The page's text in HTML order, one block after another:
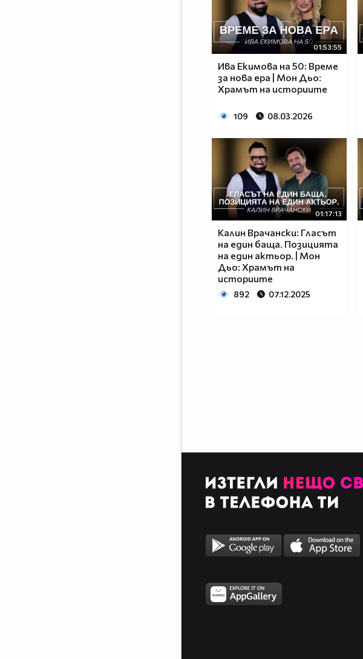
01:53:55
Ива Екимова на 50: Време
за нова ера | Мон Дьо:
Храмът на историите
109 08.03.2026
01:17:13
Калин Врачански: Гласът
на един баща. Позицията
на един актьор. | Мон
Дьо: Храмът на
историите
892 07.12.2025